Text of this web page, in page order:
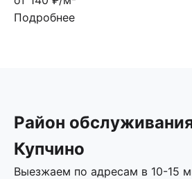
Подробнее
Район
Купчино
Выезжаем по адресам в 10-15